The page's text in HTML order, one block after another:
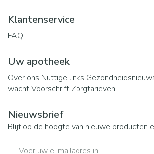
Klantenservice
FAQ
Uw apotheek
Over ons Nuttige links
wachtVoorschrift Zorgtarieven
Nieuwsbrief
Blijf op de hoogte van nieuwe producten